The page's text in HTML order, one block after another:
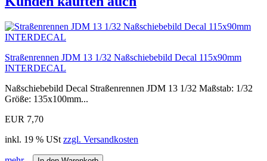
Straßenrennen JDM 13 1/32 Naßschiebebild Decal 115x90mm
INTERDECAL
Naßschiebebild Decal Straßenrennen JDM 13 1/32 Maßstab: 1/32
Größe: 135x100mm...
EUR 7,70
inkl. 19 % USt zzgl. Versandkosten